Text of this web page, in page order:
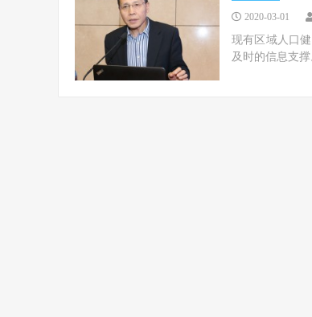
2020-03-01
现有区域人口
及时的信息支撑